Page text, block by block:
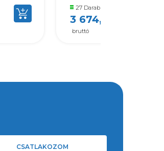
27 Darab
3 674,11 Ft
bruttó
CSATLAKOZOM